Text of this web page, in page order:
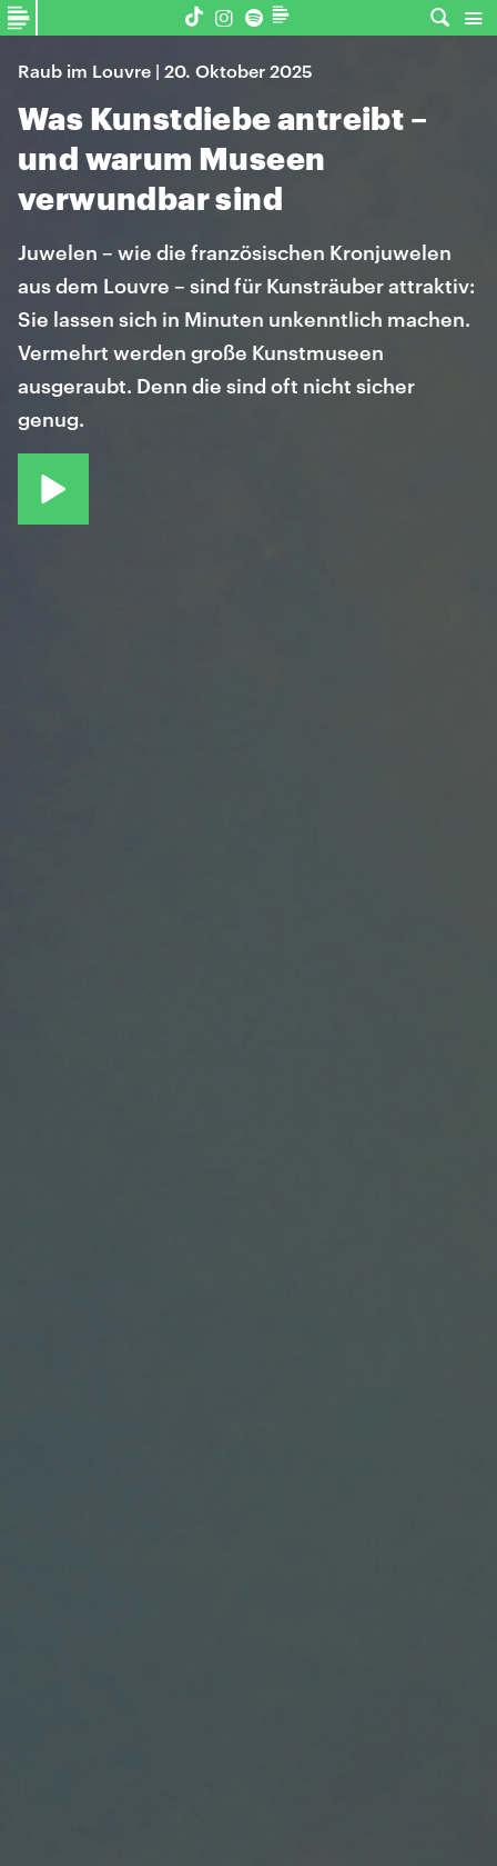
Raub im Louvre | 20. Oktober 2025
Was Kunstdiebe antreibt –
und warum Museen
verwundbar sind
Juwelen – wie die französischen Kronjuwelen
aus dem Louvre – sind für Kunsträuber attraktiv:
Sie lassen sich in Minuten unkenntlich machen.
Vermehrt werden große Kunstmuseen
ausgeraubt. Denn die sind oft nicht sicher
genug.